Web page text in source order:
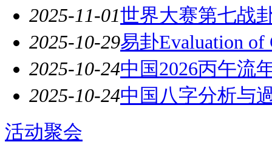
2025-11-01世界大赛第七战
2025-10-29易卦Evaluation of
2025-10-24中国2026丙午流
2025-10-24中国八字分析与
活动聚会